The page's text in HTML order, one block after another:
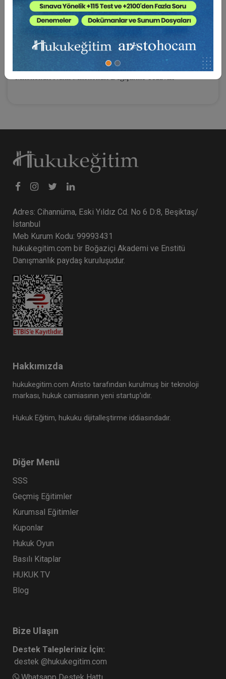
kamuoyunda daha çok bilinen ismiyle üç ebeveynli bebek-
üremeye yardımcı teknolojiler ve bilhassa manipüle edilmiş
materyalleri ile doğan bebeklerdir.
Anahtar Sözcükler
: Üç ebeveynli bebek; Yapay Döllenme,
Adres: Cihannüma, Eski Yıldız Cd. No 6 D:8, Beşiktaş/
İstanbul
Meb Kurum Kodu: 99993431
hukukegitim.com bir Boğaziçi Akademi ve Enstitü
Danışmanlık paydaş kuruluşudur.
Hakkımızda
hukukegitim.com Aristo tarafından kurulmuş bir teknoloji
markası, hukuk camiasının yeni startup’ıdır.
Hukuk Eğitim, hukuku dijitalleştirme iddiasındadır.
Diğer Menü
SSS
Geçmiş Eğitimler
Kurumsal Eğitimler
Kuponlar
Hukuk Oyun
Basılı Kitaplar
HUKUK TV
Blog
Bize Ulaşın
Destek Talepleriniz İçin:
destek @hukukegitim.com